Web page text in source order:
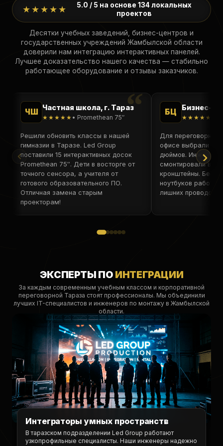
★★★★★
5.0 / 5 на основе 134 локальных
проектов
Десятки учебных заведений, бизнес-центров и
государственных учреждений Жамбылской области
доверили нам интеграцию интерактивных панелей.
Лучшее доказательство нашего качества — стабильно
работающее оборудование и отзывы заказчиков.
ЧШ Частная школа, г. Тараз
★★★★★ • Promethean 75″
Решили обновить классы в нашей
гимназии в Таразе. Led Group
поставили 15 интерактивных досок
Promethean 75″. Дети в восторге от
точного сенсора, а учителя от
готового образовательного ПО.
Отличная замена старым
проекторам!
БЦ Бизнес-
★★★★★
Для переговорных
офисе выбрали
дюймов. Инженеры
смонтировали всё
кронштейны.
ноутбуков
лишних проводов.
ЭКСПЕРТЫ ПО ИНТЕГРАЦИИ
За каждым современным учебным классом и корпоративной
переговорной Тараза стоят профессионалы. Мы объединили
лучших IT-специалистов и инженеров по монтажу в Жамбылской
области.
Интеграторы умных пространств
В таразском подразделении Led Group работают
узкопрофильные специалисты. Наши инженеры надежно